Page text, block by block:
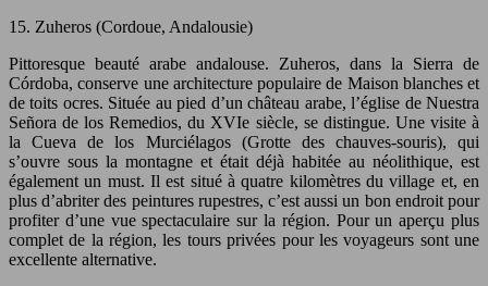
15. Zuheros (Cordoue, Andalousie)
Pittoresque beauté arabe andalouse. Zuheros, dans la Sierra de
Córdoba, conserve une architecture populaire de Maison blanches et
de toits ocres. Située au pied d’un château arabe, l’église de Nuestra
Señora de los Remedios, du XVIe siècle, se distingue. Une visite à
la Cueva de los Murciélagos (Grotte des chauves-souris), qui
s’ouvre sous la montagne et était déjà habitée au néolithique, est
également un must. Il est situé à quatre kilomètres du village et, en
plus d’abriter des peintures rupestres, c’est aussi un bon endroit pour
profiter d’une vue spectaculaire sur la région. Pour un aperçu plus
complet de la région, les tours privées pour les voyageurs sont une
excellente alternative.